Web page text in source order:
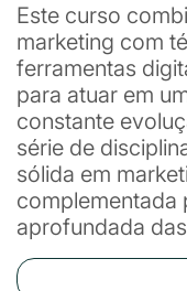
Este curso
marketing com
ferramentas
para atuar em
constante
série de
sólida em
complementada
aprofundada